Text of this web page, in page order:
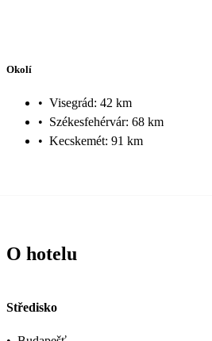
Okolí
• Visegrád: 42 km
• Székesfehérvár: 68 km
• Kecskemét: 91 km
O hotelu
Středisko